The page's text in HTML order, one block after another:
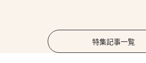
特集記事一覧